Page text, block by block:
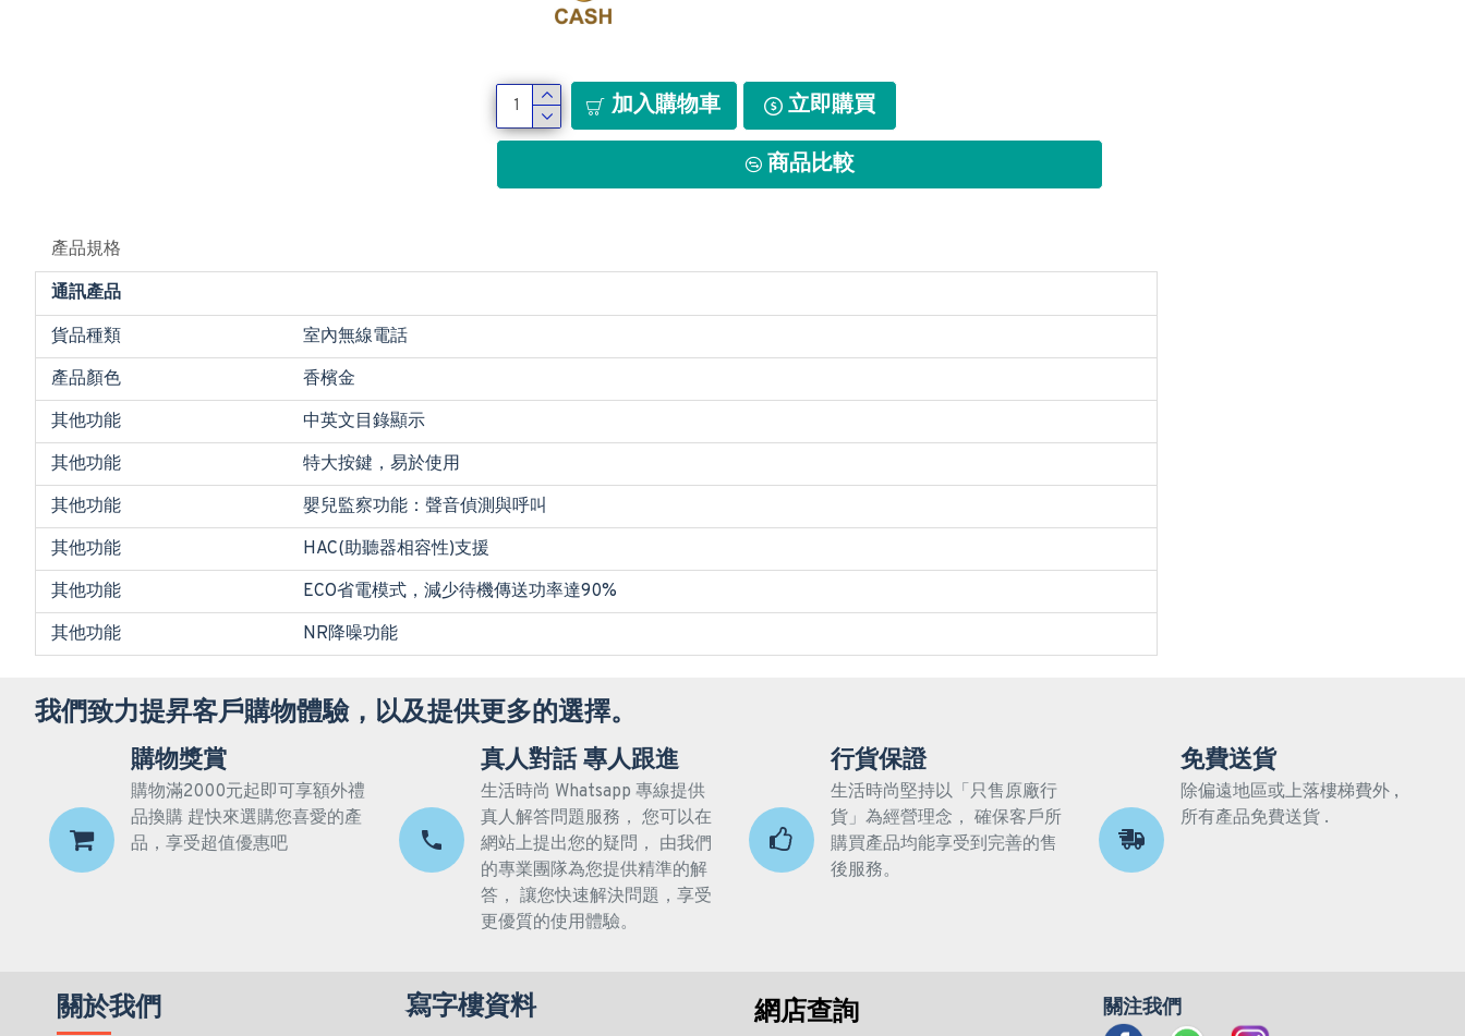
加入購物車 立即購買
商品比較
產品規格
通訊產品
貨品種類
室內無線電話
產品顏色
香檳金
其他功能
中英文目錄顯示
其他功能
特大按鍵，易於使用
其他功能
嬰兒監察功能：聲音偵測與呼叫
其他功能
HAC(助聽器相容性)支援
其他功能
ECO省電模式，減少待機傳送功率達90%
其他功能
NR降噪功能
我們致力提昇客戶購物體驗，以及提供更多的選擇。
購物獎賞
購物滿2000元起即可享額外禮
品換購 趕快來選購您喜愛的產
品，享受超值優惠吧
真人對話 專人跟進
生活時尚 Whatsapp 專線提供
真人解答問題服務， 您可以在
網站上提出您的疑問， 由我們
的專業團隊為您提供精準的解
答， 讓您快速解決問題，享受
更優質的使用體驗。
行貨保證
生活時尚堅持以「只售原廠行
貨」為經營理念， 確保客戶所
購買產品均能享受到完善的售
後服務。
免費送貨
除偏遠地區或上落樓梯費外 ,
所有產品免費送貨 .
關於我們 寫字樓資料 網店查詢 關注我們